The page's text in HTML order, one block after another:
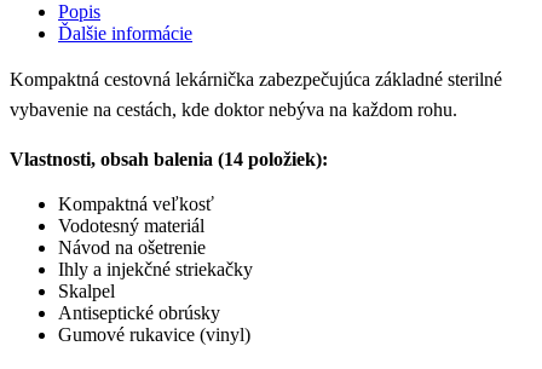
Popis
Ďalšie informácie
Kompaktná cestovná lekárnička zabezpečujúca základné sterilné
vybavenie na cestách, kde doktor nebýva na každom rohu.
Vlastnosti, obsah balenia (14 položiek):
Kompaktná veľkosť
Vodotesný materiál
Návod na ošetrenie
Ihly a injekčné striekačky
Skalpel
Antiseptické obrúsky
Gumové rukavice (vinyl)